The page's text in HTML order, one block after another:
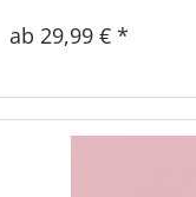
ab 29,99 € *